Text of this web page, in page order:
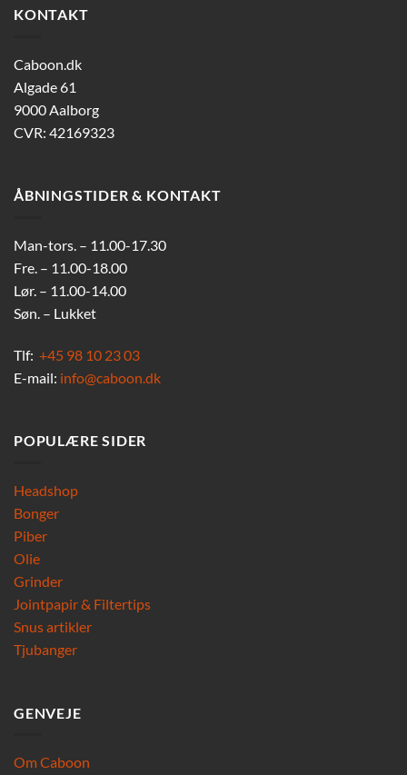
KONTAKT
Caboon.dk
Algade 61
9000 Aalborg
CVR: 42169323
ÅBNINGSTIDER & KONTAKT
Man-tors. – 11.00-17.30
Fre. – 11.00-18.00
Lør. – 11.00-14.00
Søn. – Lukket
Tlf: +45 98 10 23 03
E-mail: info@caboon.dk
POPULÆRE SIDER
Headshop
Bonger
Piber
Olie
Grinder
Jointpapir & Filtertips
Snus artikler
Tjubanger
GENVEJE
Om Caboon